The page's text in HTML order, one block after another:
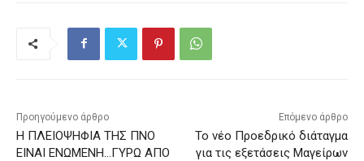
Προηγούμενο άρθρο
Η ΠΛΕIΟΨΗΦΙΑ ΤΗΣ ΠΝΟ
ΕΙΝΑΙ ΕΝΩΜΕΝΗ…ΓΥΡΩ ΑΠΟ
Επόμενο άρθρο
Το νέο Προεδρικό διάταγμα
για τις εξετάσεις Μαγείρων